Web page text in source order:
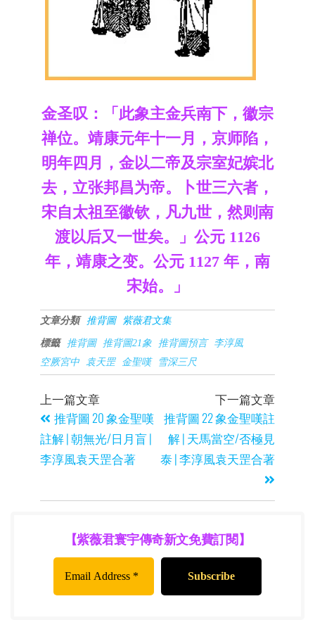
金圣叹：「此象主金兵南下，徽宗
禅位。靖康元年十一月，京师陷，
明年四月，金以二帝及宗室妃嫔北
去，立张邦昌为帝。卜世三六者，
宋自太祖至徽钦，凡九世，然则南
渡以后又一世矣。」公元 1126
年，靖康之变。公元 1127 年，南
宋始。」
文章分類 推背圖 紫薇君文集
標籤 推背圖 推背圖21象 推背圖預言
李淳風
空厥宮中
袁天罡 金聖嘆 雪深三尺
上一篇文章
推背圖 20 象金聖嘆
註解 | 朝無光/日月盲 |
李淳風袁天罡合著
下一篇文章
推背圖 22 象金聖嘆註
解 | 天馬當空/否極見
泰 | 李淳風袁天罡合著
【紫薇君寰宇傳奇新文免費訂閱】